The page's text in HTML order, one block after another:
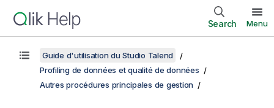
Search Menu
Guide d'utilisation du Studio Talend
Profiling de données et qualité de données
Autres procédures principales de gestion